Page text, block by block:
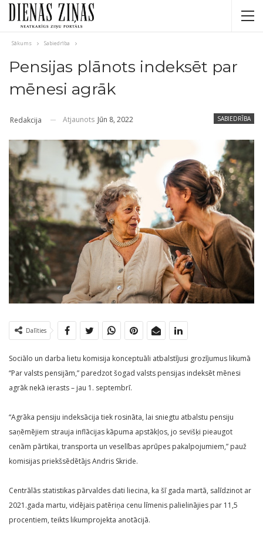
Sākums Sabiedrība
Pensijas plānots indeksēt par
mēnesi agrāk
SABIEDRĪBA
Redakcija Atjaunots Jūn 8, 2022
Dalīties
Sociālo un darba lietu komisija konceptuāli atbalstījusi grozījumus likumā
“Par valsts pensijām,” paredzot šogad valsts pensijas indeksēt mēnesi
agrāk nekā ierasts – jau 1. septembrī.
“Agrāka pensiju indeksācija tiek rosināta, lai sniegtu atbalstu pensiju
saņēmējiem strauja inflācijas kāpuma apstākļos, jo sevišķi pieaugot
cenām pārtikai, transporta un veselības aprūpes pakalpojumiem,” pauž
komisijas priekšsēdētājs Andris Skride.
Centrālās statistikas pārvaldes dati liecina, ka šī gada martā, salīdzinot ar
2021.gada martu, vidējais patēriņa cenu līmenis palielinājies par 11,5
procentiem, teikts likumprojekta anotācijā.